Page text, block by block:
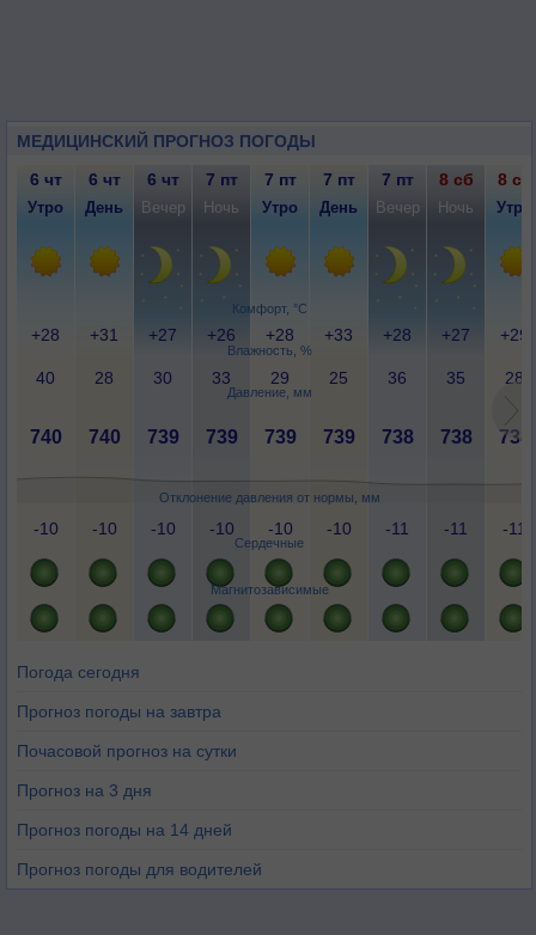
МЕДИЦИНСКИЙ ПРОГНОЗ ПОГОДЫ
Комфорт, °C
Влажность, %
Давление, мм
Отклонение давления от нормы, мм
Сердечные
Магнитозависимые
6 чт 6 чт 6 чт 7 пт 7 пт 7 пт 7 пт 8 сб 8 сб
Утро День Вечер Ночь Утро День Вечер Ночь Утро
+28 +31 +27 +26 +28 +33 +28 +27 +29
40 28 30 33 29 25 36 35 28
740 740 739 739 739 739 738 738 738
-10 -10 -10 -10 -10 -10 -11 -11 -11
Погода сегодня
Прогноз погоды на завтра
Почасовой прогноз на сутки
Прогноз на 3 дня
Прогноз погоды на 14 дней
Прогноз погоды для водителей